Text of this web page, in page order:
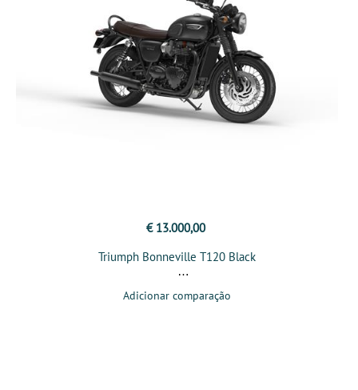
€ 13.000,00
Triumph Bonneville T120 Black
Adicionar comparação